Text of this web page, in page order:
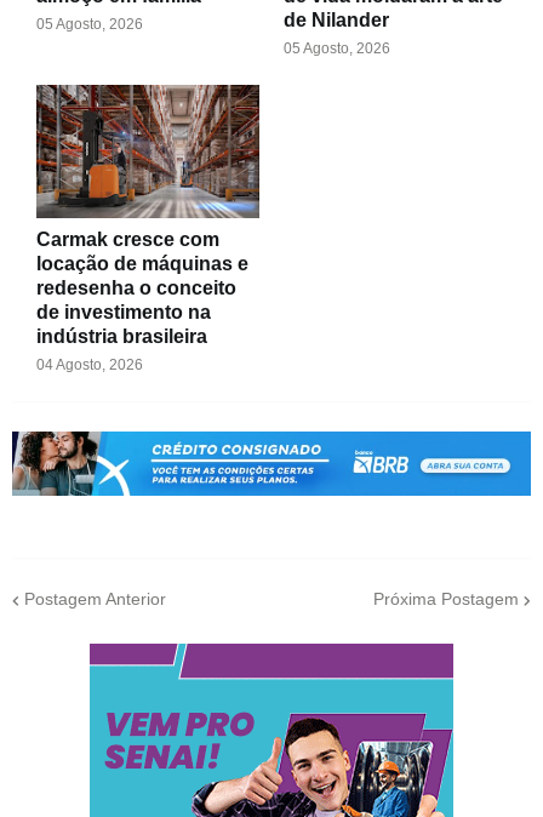
05 Agosto, 2026
de Nilander
05 Agosto, 2026
Carmak cresce com
locação de máquinas e
redesenha o conceito
de investimento na
indústria brasileira
04 Agosto, 2026
Postagem Anterior Próxima Postagem